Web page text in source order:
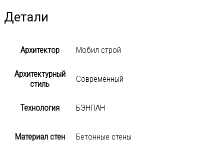
Детали
Архитектор Мобил строй
Архитектурный
стиль
Современный
Технология БЭНПАН
Материал стен Бетонные стены